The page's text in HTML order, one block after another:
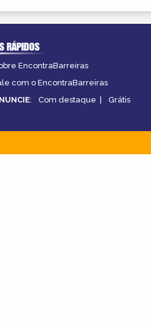
RÁPIDOS
EncontraBarreiras
com o EncontraBarreiras
: Com destaque | Grátis